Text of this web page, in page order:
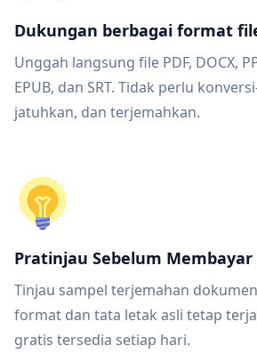
Dukungan berbagai format
Unggah langsung file PDF, DOCX,
EPUB, dan SRT. Tidak perlu
jatuhkan, dan terjemahkan.
Pratinjau Sebelum Membayar
Tinjau sampel terjemahan
format dan tata letak asli tetap
gratis tersedia setiap hari.